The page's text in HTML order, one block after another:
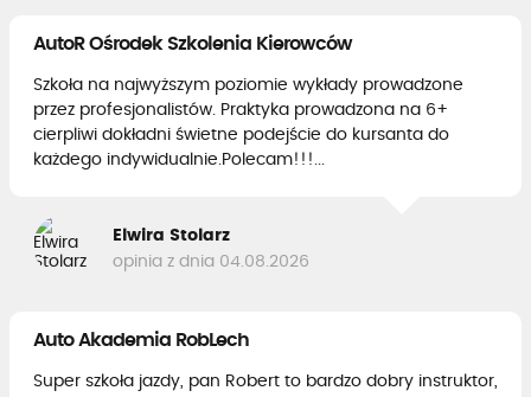
AutoR Ośrodek Szkolenia Kierowców
Szkoła na najwyższym poziomie wykłady prowadzone
przez profesjonalistów. Praktyka prowadzona na 6+
cierpliwi dokładni świetne podejście do kursanta do
każdego indywidualnie.Polecam!!!...
Elwira Stolarz
opinia z dnia 04.08.2026
Auto Akademia RobLech
Super szkoła jazdy, pan Robert to bardzo dobry instruktor,